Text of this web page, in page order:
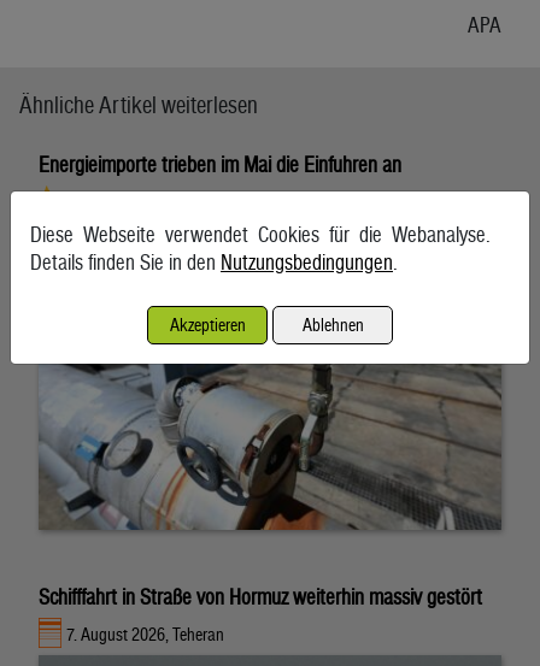
APA
Ähnliche Artikel weiterlesen
Energieimporte trieben im Mai die Einfuhren an
Schifffahrt in Straße von Hormuz weiterhin massiv gestört
7. August 2026, Teheran
Diese Webseite verwendet Cookies für die Webanalyse.
Details finden Sie in den Nutzungsbedingungen
Akzeptieren Ablehnen